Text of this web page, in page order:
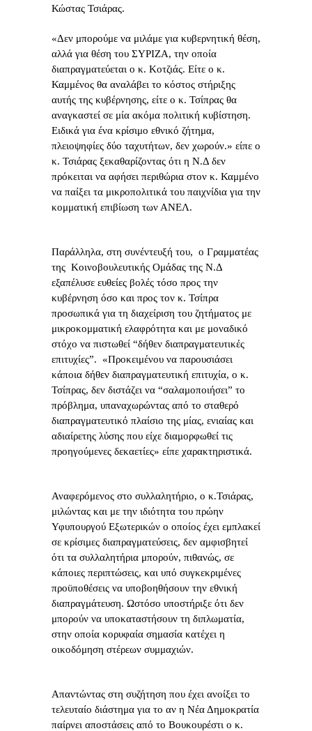
Κώστας Τσιάρας.
«Δεν μπορούμε να μιλάμε για κυβερνητική θέση,
αλλά για θέση του ΣΥΡΙΖΑ, την οποία
διαπραγματεύεται ο κ. Κοτζιάς. Είτε ο κ.
Καμμένος θα αναλάβει το κόστος στήριξης
αυτής της κυβέρνησης, είτε ο κ. Τσίπρας θα
αναγκαστεί σε μία ακόμα πολιτική κυβίστηση.
Ειδικά για ένα κρίσιμο εθνικό ζήτημα,
πλειοψηφίες δύο ταχυτήτων, δεν χωρούν.» είπε ο
κ. Τσιάρας ξεκαθαρίζοντας ότι η Ν.Δ δεν
πρόκειται να αφήσει περιθώρια στον κ. Καμμένο
να παίξει τα μικροπολιτικά του παιχνίδια για την
κομματική επιβίωση των ΑΝΕΛ.
Παράλληλα, στη συνέντευξή του, ο Γραμματέας
της Κοινοβουλευτικής Ομάδας της Ν.Δ
εξαπέλυσε ευθείες βολές τόσο προς την
κυβέρνηση όσο και προς τον κ. Τσίπρα
προσωπικά για τη διαχείριση του ζητήματος με
μικροκομματική ελαφρότητα και με μοναδικό
στόχο να πιστωθεί “δήθεν διαπραγματευτικές
επιτυχίες”. «Προκειμένου να παρουσιάσει
κάποια δήθεν διαπραγματευτική επιτυχία, ο κ.
Τσίπρας, δεν διστάζει να “σαλαμοποιήσει” το
πρόβλημα, υπαναχωρώντας από το σταθερό
διαπραγματευτικό πλαίσιο της μίας, ενιαίας και
αδιαίρετης λύσης που είχε διαμορφωθεί τις
προηγούμενες δεκαετίες» είπε χαρακτηριστικά.
Αναφερόμενος στο συλλαλητήριο, ο κ.Τσιάρας,
μιλώντας και με την ιδιότητα του πρώην
Υφυπουργού Εξωτερικών ο οποίος έχει εμπλακεί
σε κρίσιμες διαπραγματεύσεις, δεν αμφισβητεί
ότι τα συλλαλητήρια μπορούν, πιθανώς, σε
κάποιες περιπτώσεις, και υπό συγκεκριμένες
προϋποθέσεις να υποβοηθήσουν την εθνική
διαπραγμάτευση. Ωστόσο υποστήριξε ότι δεν
μπορούν να υποκαταστήσουν τη διπλωματία,
στην οποία κορυφαία σημασία κατέχει η
οικοδόμηση στέρεων συμμαχιών.
Απαντώντας στη συζήτηση που έχει ανοίξει το
τελευταίο διάστημα για το αν η Νέα Δημοκρατία
παίρνει αποστάσεις από το Βουκουρέστι ο κ.